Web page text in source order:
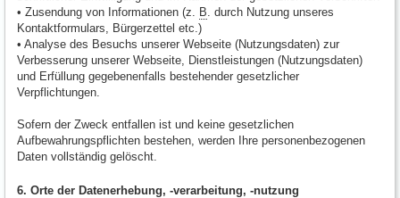
• Zusendung von Informationen (z. B . durch Nutzung unseres
Kontaktformulars, Bürgerzettel etc.)
• Analyse des Besuchs unserer Webseite (Nutzungsdaten) zur
Verbesserung unserer Webseite, Dienstleistungen (Nutzungsdaten)
und Erfüllung gegebenenfalls bestehender gesetzlicher
Verpflichtungen.
Sofern der Zweck entfallen ist und keine gesetzlichen
Aufbewahrungspflichten bestehen, werden Ihre personenbezogenen
Daten vollständig gelöscht.
6. Orte der Datenerhebung, -verarbeitung, -nutzung